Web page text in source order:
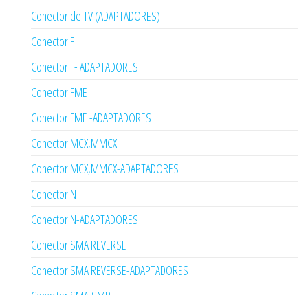
Conector de TV (ADAPTADORES)
Conector F
Conector F- ADAPTADORES
Conector FME
Conector FME -ADAPTADORES
Conector MCX,MMCX
Conector MCX,MMCX-ADAPTADORES
Conector N
Conector N-ADAPTADORES
Conector SMA REVERSE
Conector SMA REVERSE-ADAPTADORES